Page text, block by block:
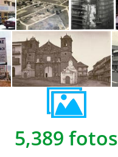
5,389 fotos